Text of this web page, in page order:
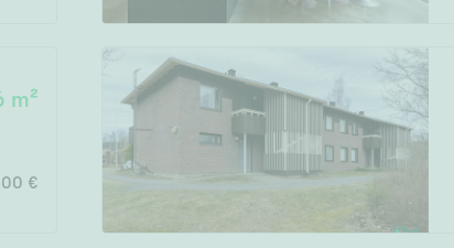
m²
€